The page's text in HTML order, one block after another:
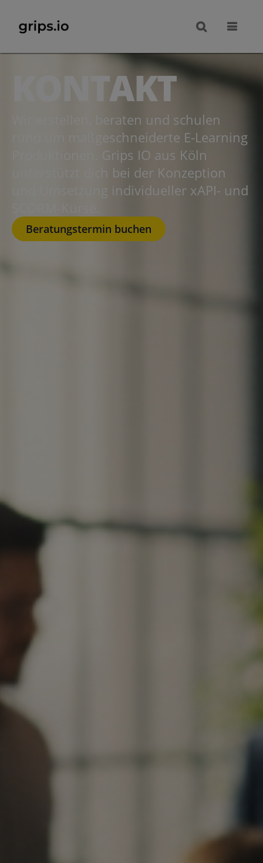
KONTAKT
Wir erstellen, beraten und schulen
rund um maßgeschneiderte E‑Learning
Produktionen. Grips IO aus Köln
unterstützt dich bei der Konzeption
und Umsetzung individueller xAPI- und
Beratungstermin buchen